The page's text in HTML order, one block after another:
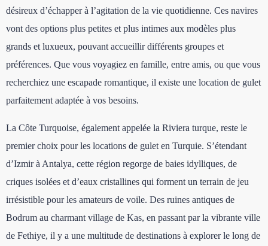
désireux d’échapper à l’agitation de la vie quotidienne. Ces navires
vont des options plus petites et plus intimes aux modèles plus
grands et luxueux, pouvant accueillir différents groupes et
préférences. Que vous voyagiez en famille, entre amis, ou que vous
recherchiez une escapade romantique, il existe une location de gulet
parfaitement adaptée à vos besoins.
La Côte Turquoise, également appelée la Riviera turque, reste le
premier choix pour les locations de gulet en Turquie. S’étendant
d’Izmir à Antalya, cette région regorge de baies idylliques, de
criques isolées et d’eaux cristallines qui forment un terrain de jeu
irrésistible pour les amateurs de voile. Des ruines antiques de
Bodrum au charmant village de Kas, en passant par la vibrante ville
de Fethiye, il y a une multitude de destinations à explorer le long de